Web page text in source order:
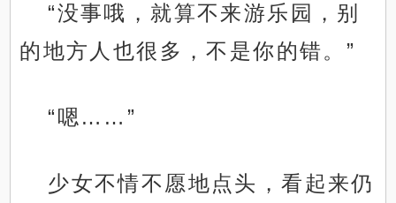
“没事哦，就算不来游乐园，别
的地方人也很多，不是你的错。”
“嗯……”
少女不情不愿地点头，看起来仍